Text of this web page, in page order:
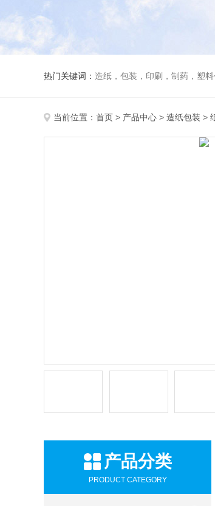
热门关键词： 造纸，包装，印刷，制药，塑
当前位置： 首页 > 产品中心 > 造纸包装 >
产品分类
PRODUCT CATEGORY